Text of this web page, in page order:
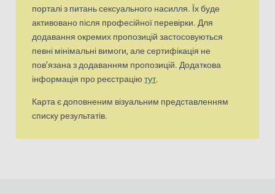
порталі з питань сексуального насилля. Їх буде
активовано після професійної перевірки. Для
додавання окремих пропозицій застосовуються
певні мінімальні вимоги, але сертифікація не
пов’язана з додаванням пропозицій. Додаткова
інформація про реєстраціютут.
Карта є доповненим візуальним представленням
списку результатів.